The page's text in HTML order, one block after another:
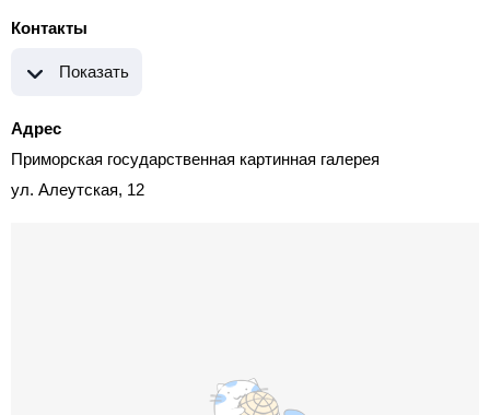
Контакты
Показать
Адрес
Приморская государственная картинная галерея
ул. Алеутская, 12